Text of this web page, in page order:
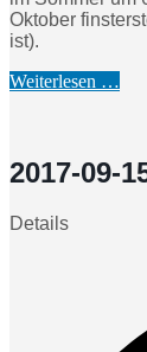
Oktober
ist).
Weiterlesen …
2017-09-
Details